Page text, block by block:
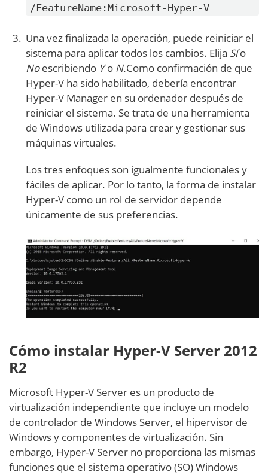
/FeatureName:Microsoft-Hyper-V
Una vez finalizada la operación, puede reiniciar el
sistema para aplicar todos los cambios. Elija Sío
Noescribiendo Yo N.Como confirmación de que
Hyper-V ha sido habilitado, debería encontrar
Hyper-V Manager en su ordenador después de
reiniciar el sistema. Se trata de una herramienta
de Windows utilizada para crear y gestionar sus
máquinas virtuales.
Los tres enfoques son igualmente funcionales y
fáciles de aplicar. Por lo tanto, la forma de instalar
Hyper-V como un rol de servidor depende
únicamente de sus preferencias.
Cómo instalar Hyper-V Server 2012
R2
Microsoft Hyper-V Server es un producto de
virtualización independiente que incluye un modelo
de controlador de Windows Server, el hipervisor de
Windows y componentes de virtualización. Sin
embargo, Hyper-V Server no proporciona las mismas
funciones que el sistema operativo (SO) Windows